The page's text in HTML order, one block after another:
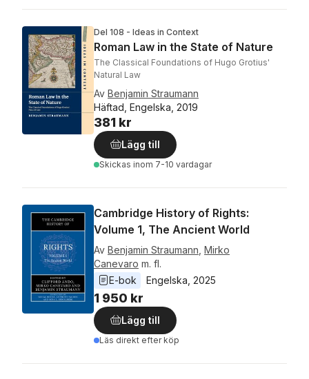
Del 108 - Ideas in Context
Roman Law in the State of Nature
The Classical Foundations of Hugo Grotius'
Natural Law
Av Benjamin Straumann
Häftad, Engelska, 2019
381 kr
Lägg till
Skickas inom 7-10 vardagar
Cambridge History of Rights:
Volume 1, The Ancient World
Av Benjamin Straumann Mirko
Canevaro m. fl.
E-bok
Engelska 2025
1 950 kr
Lägg till
Läs direkt efter köp